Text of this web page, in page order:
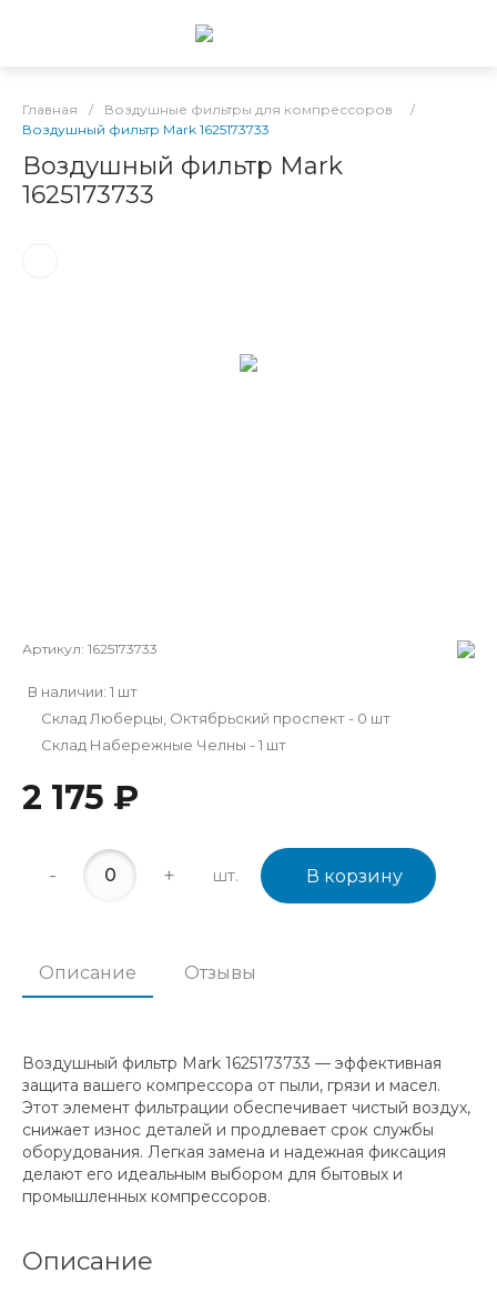
Главная / Воздушные фильтры для компрессоров
/
Воздушный фильтр Mark 1625173733
Воздушный фильтр Mark
1625173733
Артикул: 1625173733
В наличии: 1 шт
Склад Люберцы, Октябрьский проспект - 0 шт
Склад Набережные Челны - 1 шт
2 175 ₽
- + шт. В корзину
Описание Отзывы
Воздушный фильтр Mark 1625173733 — эффективная
защита вашего компрессора от пыли, грязи и масел.
Этот элемент фильтрации обеспечивает чистый воздух,
снижает износ деталей и продлевает срок службы
оборудования. Легкая замена и надежная фиксация
делают его идеальным выбором для бытовых и
промышленных компрессоров.
Описание